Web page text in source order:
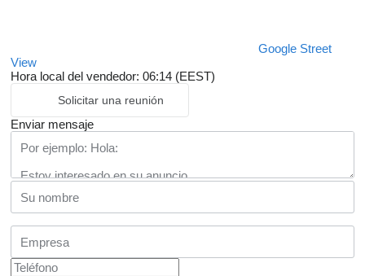
Google Street
View
Hora local del vendedor: 06:14 (EEST)
Solicitar una reunión
Enviar mensaje